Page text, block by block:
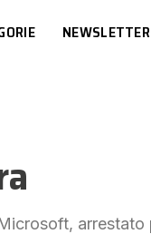
NEWSLETTER
arrestato